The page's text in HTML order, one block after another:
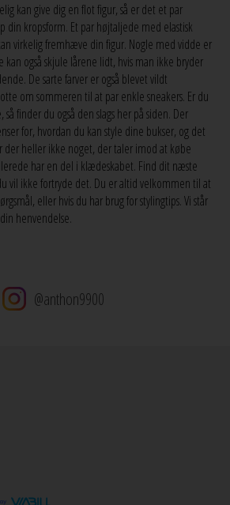
kan give dig en flot figur, så er det et par
din kropsform. Et par højtaljede med elastisk
virkelig fremhæve din figur. Nogle med vidde er
også skjule lårene lidt, hvis man ikke bryder
De sarte farver er også blevet vildt
om sommeren til at par enkle sneakers. Er du
finder du også den slags her på siden. Der
for, hvordan du kan style dine bukser, og det
der heller ikke noget, der taler imod at købe
har en del i klædeskabet. Find dit næste
vil ikke fortryde det. Du er altid velkommen til at
eller hvis du har brug for stylingtips. Vi står
henvendelse.
@anthon9900